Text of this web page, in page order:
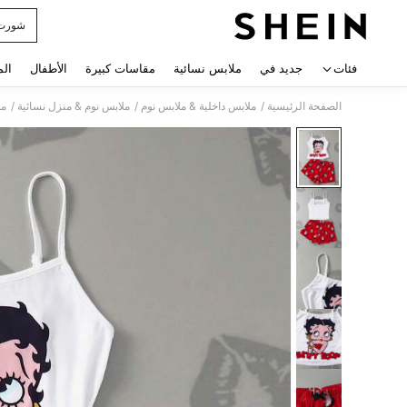
فئات جديد في ملابس نسائية مقاسات كبيرة الأطفال
الصفحة الرئيسية / ملابس داخلية & ملابس نوم / ملابس نوم & منزل نسائية /